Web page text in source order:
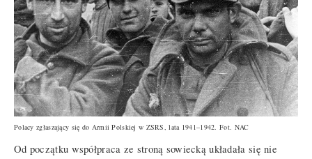
Polacy zgłaszający się do Armii Polskiej w ZSRS, lata 1941–1942. Fot. NAC
Od początku współpraca ze stroną sowiecką układała się nie